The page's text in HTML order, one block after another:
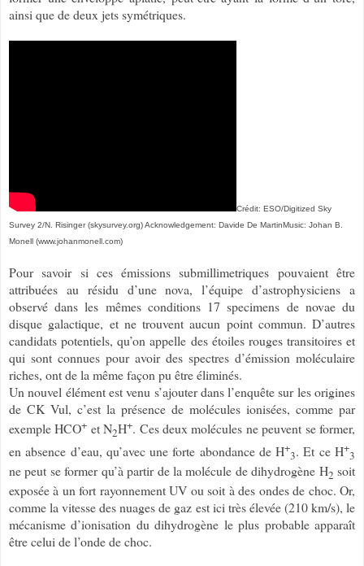
ainsi que de deux jets symétriques.
Crédit: ESO/Digitized Sky
Survey 2/N. Risinger (skysurvey.org) Acknowledgement: Davide De MartinMusic: Johan B.
Monell (www.johanmonell.com)
Pour savoir si ces émissions submillimetriques pouvaient être
attribuées au résidu d’une nova, l’équipe d’astrophysiciens a
observé dans les mêmes conditions 17 specimens de novae du
disque galactique, et ne trouvent aucun point commun. D’autres
candidats potentiels, qu’on appelle des étoiles rouges transitoires et
qui sont connues pour avoir des spectres d’émission moléculaire
riches, ont de la même façon pu être éliminés.
Un nouvel élément est venu s’ajouter dans l’enquête sur les origines
de CK Vul, c’est la présence de molécules ionisées, comme par
exemple HCO+ et N2H+. Ces deux molécules ne peuvent se former,
en absence d’eau, qu’avec une forte abondance de H+
3. Et ce H+
3
ne peut se former qu’à partir de la molécule de dihydrogène H2 soit
exposée à un fort rayonnement UV ou soit à des ondes de choc. Or,
comme la vitesse des nuages de gaz est ici très élevée (210 km/s), le
mécanisme d’ionisation du dihydrogène le plus probable apparaît
être celui de l’onde de choc.